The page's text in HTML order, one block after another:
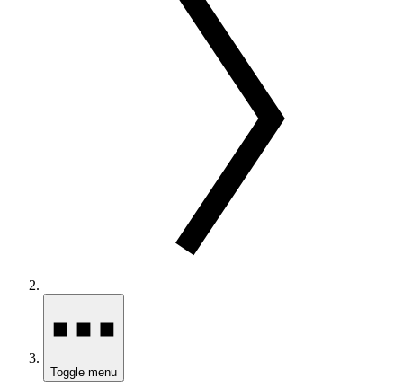
Toggle menu